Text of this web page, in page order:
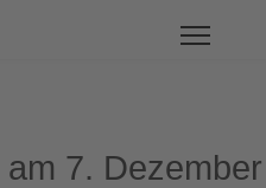
7. Dezember